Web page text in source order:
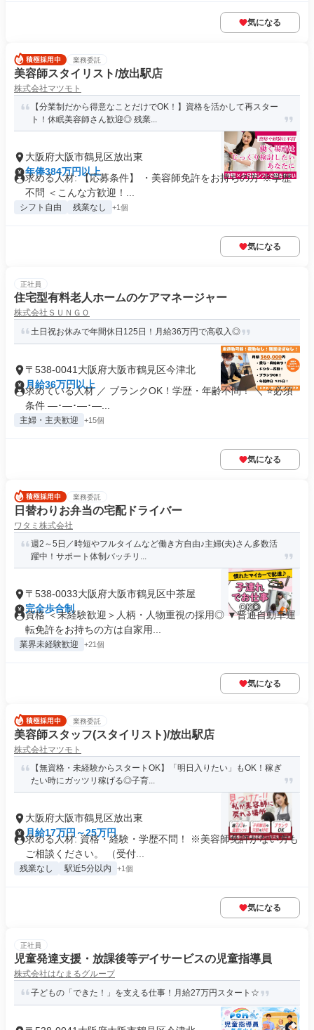
気になる
業務委託
美容師スタイリスト/放出駅店
株式会社マツモト
【分業制だから得意なことだけでOK！】資格を活かして再スター
ト！休眠美容師さん歓迎◎ 残業...
大阪府大阪市鶴見区放出東
年俸384万円以上
求める人材: 【応募条件】 ・美容師免許をお持ちの方 ※学歴
不問 ＜こんな方歓迎！...
シフト自由 残業なし +1個
気になる
正社員
住宅型有料老人ホームのケアマネージャー
株式会社ＳＵＮＧＯ
土日祝お休みで年間休日125日！月給36万円で高収入◎
〒538-0041大阪府大阪市鶴見区今津北
月給36万円以上
求めている人材 ／ ブランクOK！学歴・年齢不問！ ＼ ⭐必須
条件 ―･―･―･―...
主婦・主夫歓迎 +15個
気になる
業務委託
日替わりお弁当の宅配ドライバー
ワタミ株式会社
週2～5日／時短やフルタイムなど働き方自由♪主婦(夫)さん多数活
躍中！サポート体制バッチリ...
〒538-0033大阪府大阪市鶴見区中茶屋
完全歩合制
資格 ＜未経験歓迎＞人柄・人物重視の採用◎ ▼普通自動車運
転免許をお持ちの方は自家用...
業界未経験歓迎 +21個
気になる
業務委託
美容師スタッフ(スタイリスト)/放出駅店
株式会社マツモト
【無資格・未経験からスタートOK】「明日入りたい」もOK！稼ぎ
たい時にガッツリ稼げる◎子育...
大阪府大阪市鶴見区放出東
月給17万円～25万円
求める人材: 資格・経験・学歴不問！ ※美容師免許がない方も
ご相談ください。 （受付...
残業なし 駅近5分以内 +1個
気になる
正社員
児童発達支援・放課後等デイサービスの児童指導員
株式会社はなまるグループ
子どもの「できた！」を支える仕事！月給27万円スタート☆